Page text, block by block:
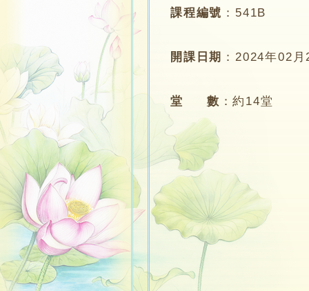
課程編號 ： 541B
開課日期 ：2024年02月
堂 數 ：約14堂